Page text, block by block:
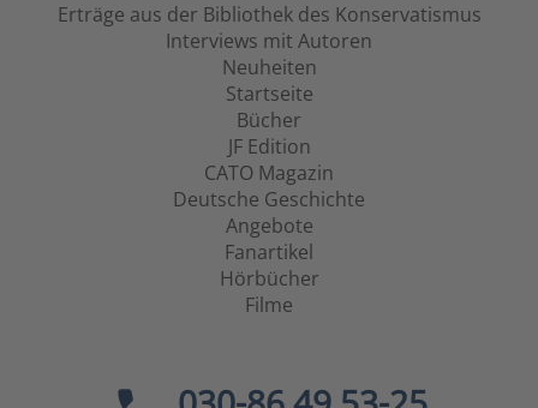
Erträge aus der Bibliothek des Konservatismus
Interviews mit Autoren
Neuheiten
Startseite
Bücher
JF Edition
CATO Magazin
Deutsche Geschichte
Angebote
Fanartikel
Hörbücher
Filme